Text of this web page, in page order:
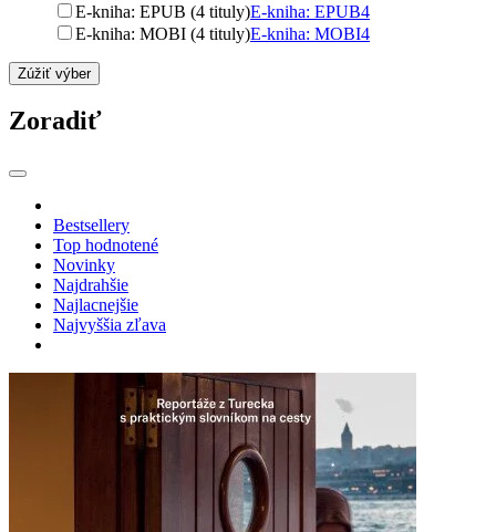
E-kniha: EPUB (4 tituly)E-kniha: EPUB4
E-kniha: MOBI (4 tituly)E-kniha: MOBI4
Zúžiť výber
Zoradiť
Bestsellery
Top hodnotené
Novinky
Najdrahšie
Najlacnejšie
Najvyššia zľava